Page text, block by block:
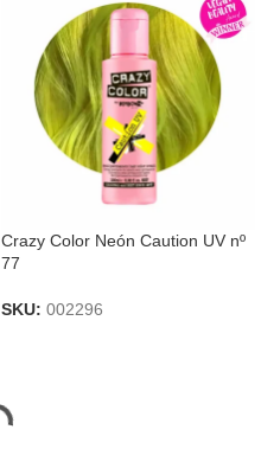
Crazy Color Neón Caution UV nº
77
SKU: 002296